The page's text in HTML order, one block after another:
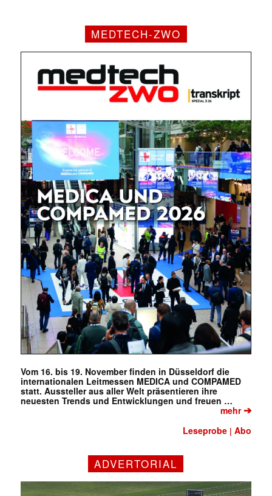
✕
MEDTECH-ZWO
Vom 16. bis 19. November finden in Düsseldorf die
internationalen Leitmessen MEDICA und COMPAMED
statt. Aussteller aus aller Welt präsentieren ihre
neuesten Trends und Entwicklungen und freuen …
mehr➔
Leseprobe |Abo
ADVERTORIAL